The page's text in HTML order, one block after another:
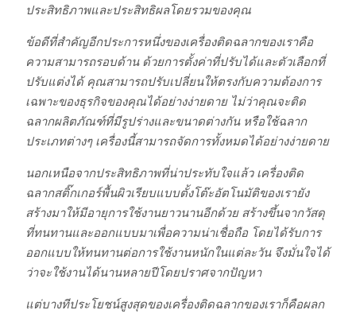
ประสิทธิภาพและประสิทธิผลโดยรวมของคุณ
ข้อดีที่สำคัญอีกประการหนึ่งของเครื่องติดฉลากของเราคือ
ความสามารถรอบด้าน ด้วยการตั้งค่าที่ปรับได้และตัวเลือกที่
ปรับแต่งได้ คุณสามารถปรับเปลี่ยนให้ตรงกับความต้องการ
เฉพาะของธุรกิจของคุณได้อย่างง่ายดาย ไม่ว่าคุณจะติด
ฉลากผลิตภัณฑ์ที่มีรูปร่างและขนาดต่างกัน หรือใช้ฉลาก
ประเภทต่างๆ เครื่องนี้สามารถจัดการทั้งหมดได้อย่างง่ายดาย
นอกเหนือจากประสิทธิภาพที่น่าประทับใจแล้ว เครื่องติด
ฉลากสติ๊กเกอร์พื้นผิวเรียบแบบตั้งโต๊ะอัตโนมัติของเรายัง
สร้างมาให้มีอายุการใช้งานยาวนานอีกด้วย สร้างขึ้นจากวัสดุ
ที่ทนทานและออกแบบมาเพื่อความน่าเชื่อถือ โดยได้รับการ
ออกแบบให้ทนทานต่อการใช้งานหนักในแต่ละวัน จึงมั่นใจได้
ว่าจะใช้งานได้นานหลายปีโดยปราศจากปัญหา
แต่บางทีประโยชน์สูงสุดของเครื่องติดฉลากของเราก็คือผลก